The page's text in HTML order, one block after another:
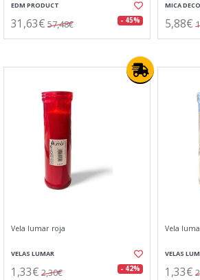
EDM PRODUCT
31,63€ 57,48€ - 45%
MICA
5,88€
Vela lumar roja
VELAS LUMAR
1,33€ 2,30€ - 42%
Vela
VELAS
1,33€